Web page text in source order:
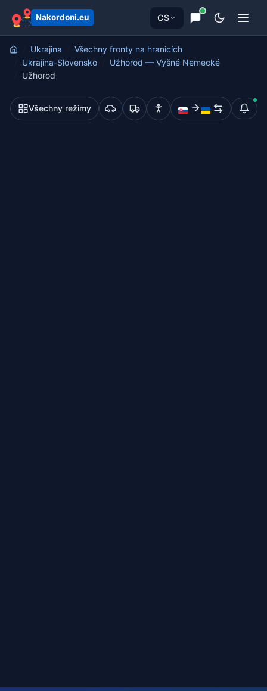
Nakordoni.eu CS
Ukrajina
Všechny fronty na hranicích
Ukrajina-Slovensko
Užhorod — Vyšné Nemecké
Užhorod
Všechny režimy